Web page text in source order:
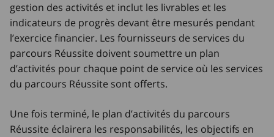
gestion des activités et inclut les livrables et les
indicateurs de progrès devant être mesurés pendant
l’exercice financier. Les fournisseurs de services du
parcours Réussite doivent soumettre un plan
d’activités pour chaque point de service où les services
du parcours Réussite sont offerts.
Une fois terminé, le plan d’activités du parcours
Réussite éclairera les responsabilités, les objectifs en